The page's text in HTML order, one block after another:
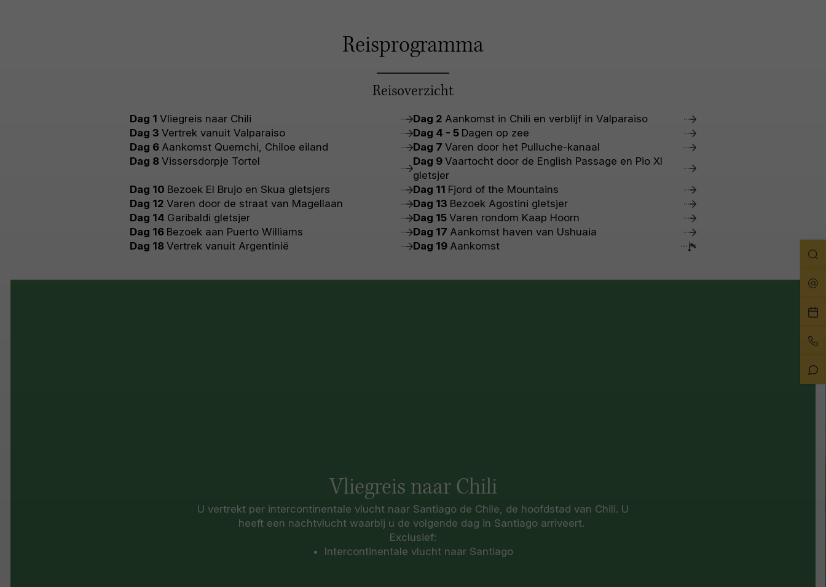
Bel
Reisprogramma
Reisoverzicht
Dag 1Vliegreis naar Chili Dag 2 Aankomst in Chili en verblijf in Valparaiso
Dag 3Vertrek vanuit Valparaiso Dag 4 - 5 Dagen op zee
Dag 6 Aankomst Quemchi, Chiloe eiland Dag 7 Varen door het Pulluche-kanaal
Dag 8Vissersdorpje Tortel Dag 9 Vaartocht door de English Passage en Pio XI
gletsjer
Dag 10 Bezoek El Brujo en Skua gletsjers Dag 11 Fjord of the Mountains
Dag 12Varen door de straat van Magellaan Dag 13 Bezoek Agostini gletsjer
Dag 14 Garibaldi gletsjer Dag 15 Varen rondom Kaap Hoorn
Dag 16 Bezoek aan Puerto Williams Dag 17 Aankomst haven van Ushuaia
Dag 18Vertrek vanuit Argentinië Dag 19 Aankomst
Vliegreis naar Chili
U vertrekt per intercontinentale vlucht naar Santiago de Chile, de hoofdstad van Chili. U
heeft een nachtvlucht waarbij u de volgende dag in Santiago arriveert.
Exclusief:
• Intercontinentale vlucht naar Santiago